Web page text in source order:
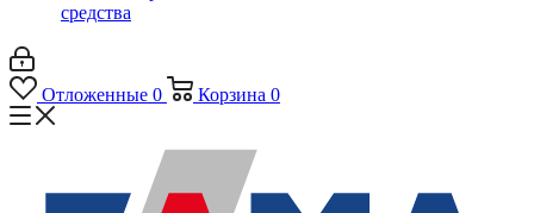
средства
Отложенные 0 Корзина 0